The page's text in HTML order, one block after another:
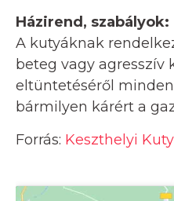
Házirend, szabályok:
A kutyáknak
beteg vagy agresszív
eltüntetéséről
bármilyen kárért a
Forrás: Keszthelyi